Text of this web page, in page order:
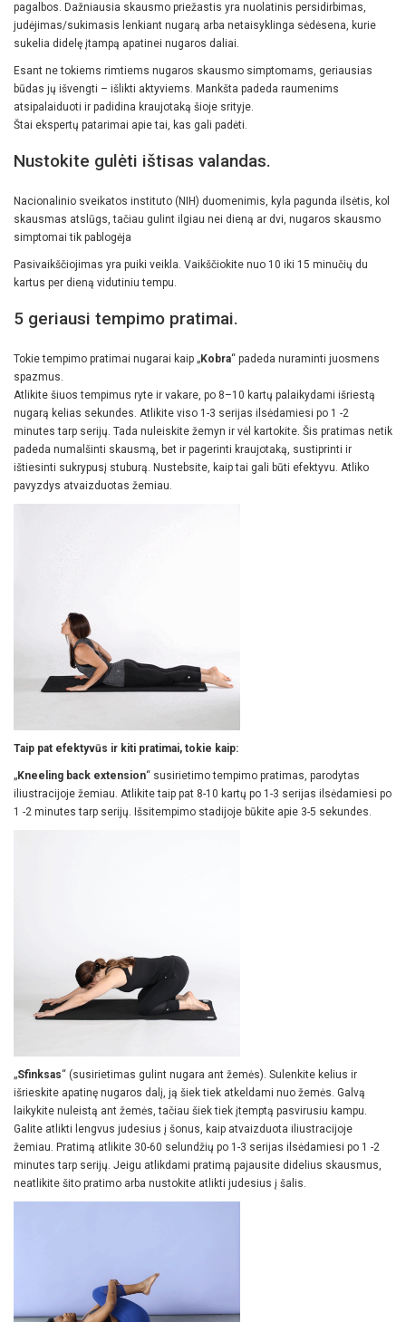
pagalbos. Dažniausia skausmo priežastis yra nuolatinis persidirbimas,
judėjimas/sukimasis lenkiant nugarą arba netaisyklinga sėdėsena, kurie
sukelia didelę įtampą apatinei nugaros daliai.
Esant ne tokiems rimtiems nugaros skausmo simptomams, geriausias
būdas jų išvengti – išlikti aktyviems. Mankšta padeda raumenims
atsipalaiduoti ir padidina kraujotaką šioje srityje.
Štai ekspertų patarimai apie tai, kas gali padėti.
Nustokite gulėti ištisas valandas.
Nacionalinio sveikatos instituto (NIH) duomenimis, kyla pagunda ilsėtis, kol
skausmas atslūgs, tačiau gulint ilgiau nei dieną ar dvi, nugaros skausmo
simptomai tik pablogėja
Pasivaikščiojimas yra puiki veikla. Vaikščiokite nuo 10 iki 15 minučių du
kartus per dieną vidutiniu tempu.
5 geriausi tempimo pratimai.
Tokie tempimo pratimai nugarai kaip „Kobra“ padeda nuraminti juosmens
spazmus.
Atlikite šiuos tempimus ryte ir vakare, po 8–10 kartų palaikydami išriestą
nugarą kelias sekundes. Atlikite viso 1-3 serijas ilsėdamiesi po 1 -2
minutes tarp serijų. Tada nuleiskite žemyn ir vėl kartokite. Šis pratimas netik
padeda numalšinti skausmą, bet ir pagerinti kraujotaką, sustiprinti ir
ištiesinti sukrypusį stuburą. Nustebsite, kaip tai gali būti efektyvu. Atliko
pavyzdys atvaizduotas žemiau.
Taip pat efektyvūs ir kiti pratimai, tokie kaip:
„Kneeling back extension“ susirietimo tempimo pratimas, parodytas
iliustracijoje žemiau. Atlikite taip pat 8-10 kartų po 1-3 serijas ilsėdamiesi po
1 -2 minutes tarp serijų. Išsitempimo stadijoje būkite apie 3-5 sekundes.
„Sfinksas“ (susirietimas gulint nugara ant žemės). Sulenkite kelius ir
išrieskite apatinę nugaros dalį, ją šiek tiek atkeldami nuo žemės. Galvą
laikykite nuleistą ant žemės, tačiau šiek tiek įtemptą pasvirusiu kampu.
Galite atlikti lengvus judesius į šonus, kaip atvaizduota iliustracijoje
žemiau. Pratimą atlikite 30-60 selundžių po 1-3 serijas ilsėdamiesi po 1 -2
minutes tarp serijų. Jeigu atlikdami pratimą pajausite didelius skausmus,
neatlikite šito pratimo arba nustokite atlikti judesius į šalis.